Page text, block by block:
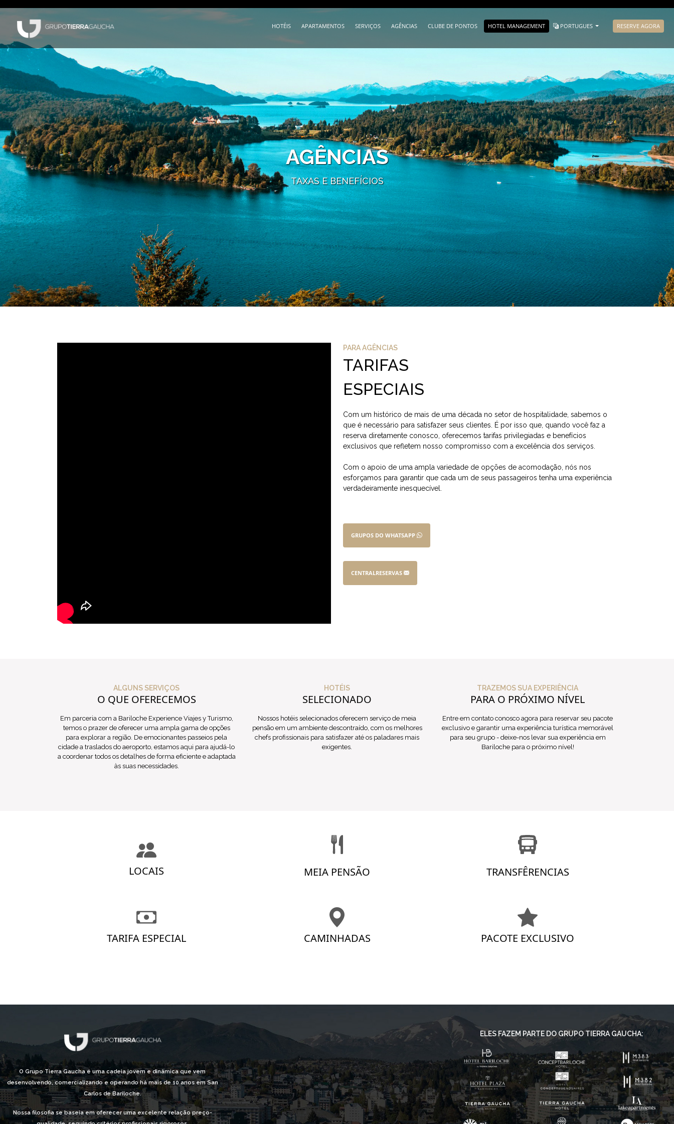
HOTÉIS APARTAMENTOS SERVIÇOS AGÊNCIAS CLUBE DE PONTOS HOTEL MANAGEMENT PORTUGUES RESERVE AGORA
AGÊNCIAS
TAXAS E BENEFÍCIOS
PARA AGÊNCIAS
TARIFAS
ESPECIAIS
Com um histórico de mais de uma década no setor de hospitalidade, sabemos o
que é necessário para satisfazer seus clientes. É por isso que, quando você faz a
reserva diretamente conosco, oferecemos tarifas privilegiadas e benefícios
exclusivos que refletem nosso compromisso com a excelência dos serviços.
Com o apoio de uma ampla variedade de opções de acomodação, nós nos
esforçamos para garantir que cada um de seus passageiros tenha uma experiência
verdadeiramente inesquecível.
GRUPOS DO WHATSAPP
CENTRALRESERVAS
ALGUNS SERVIÇOS
O QUE OFERECEMOS
Em parceria com a Bariloche Experience Viajes y Turismo,
temos o prazer de oferecer uma ampla gama de opções
para explorar a região. De emocionantes passeios pela
cidade a traslados do aeroporto, estamos aqui para ajudá-lo
a coordenar todos os detalhes de forma eficiente e adaptada
às suas necessidades.
HOTÉIS
SELECIONADO
Nossos hotéis selecionados oferecem serviço de meia
pensão em um ambiente descontraído, com os melhores
chefs profissionais para satisfazer até os paladares mais
exigentes.
TRAZEMOS SUA EXPERIÊNCIA
PARA O PRÓXIMO NÍVEL
Entre em contato conosco agora para reservar seu pacote
exclusivo e garantir uma experiência turística memorável
para seu grupo - deixe-nos levar sua experiência em
Bariloche para o próximo nível!
LOCAIS MEIA PENSÃO TRANSFÊRENCIAS
TARIFA ESPECIAL CAMINHADAS PACOTE EXCLUSIVO
O Grupo Tierra Gaucha é uma cadeia jovem e dinâmica que vem
desenvolvendo, comercializando e operando há mais de 10 anos em San
Carlos de Bariloche.
Nossa filosofia se baseia em oferecer uma excelente relação preço-
ELES FAZEM PARTE DO GRUPO TIERRA GAUCHA: